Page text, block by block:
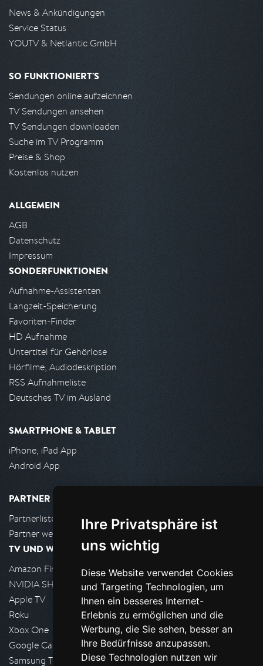
Ihre Privatsphäre ist
uns wichtig
Diese Website verwendet Cookies
und Targeting Technologien, um
Ihnen ein besseres Internet-
Erlebnis zu ermöglichen und die
Werbung, die Sie sehen, besser an
Ihre Bedürfnisse anzupassen.
Diese Technologien nutzen wir
News & Ankündigungen
Service Status
YOUTV & Netlantic GmbH
SO FUNKTIONIERT'S
Sendungen online aufzeichnen
TV Sendungen ansehen
TV Sendungen downloaden
Suche im TV Programm
Preise & Shop
Kostenlos nutzen
ALLGEMEIN
AGB
Datenschutz
Impressum
SONDERFUNKTIONEN
Aufnahme-Assistenten
Langzeit-Speicherung
Favoriten-Finder
HD Aufnahme
Untertitel für Gehörlose
Hörfilme, Audiodeskription
RSS Aufnahmeliste
Deutsches TV im Ausland
SMARTPHONE & TABLET
iPhone, iPad App
Android App
PARTNER
Partnerliste
Partner werden
TV UND WOHNZIMMER
Amazon FireTV
NVIDIA SHIELD, Google TV
Apple TV
Roku
Xbox One
Google Cast
Samsung TV